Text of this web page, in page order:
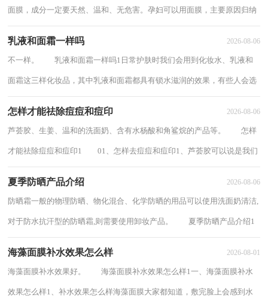
面膜，成分一定要天然、温和、无危害。孕妇可以用面膜，主要原因归纳
乳液和面霜一样吗 2026-08-06
不一样。 乳液和面霜一样吗1日常护肤时我们会用到化妆水、乳液和
面霜这三样化妆品，其中乳液和面霜都具有锁水滋润的效果，有些人会选
怎样才能祛除痘痘和痘印 2026-08-06
芦荟胶、生姜、温和的洗面奶、含有水杨酸和角鲨烷的产品等。 怎样
才能祛除痘痘和痘印1 01、怎样去痘痘和痘印1、芦荟胶可以说是我们
夏季防晒产品介绍 2026-08-06
防晒霜一般的物理防晒、物化混合、化学防晒的用品可以使用洗面奶清洁,
对于防水抗汗型的防晒霜,则需要使用卸妆产品。 夏季防晒产品介绍1
海藻面膜补水效果怎么样 2026-08-01
海藻面膜补水效果好。 海藻面膜补水效果怎么样1一、海藻面膜补水
效果怎么样1、补水效果怎么样海藻面膜大家都知道，敷完脸上会感到水